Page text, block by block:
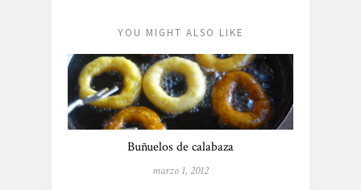
YOU MIGHT ALSO LIKE
Buñuelos de calabaza
marzo 1, 2012